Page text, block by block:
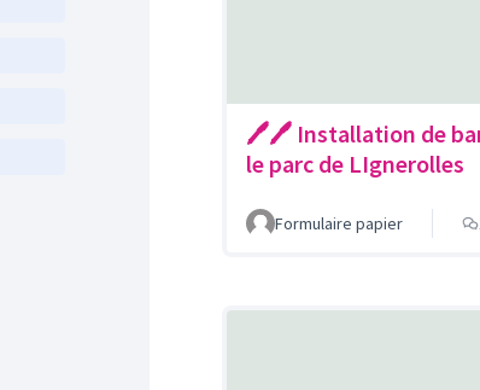
🖊🖊 Installation de
le parc de LIgnerolles
Formulaire papier